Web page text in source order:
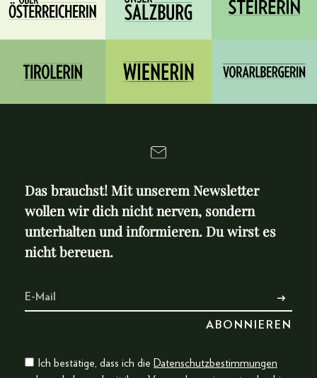
Das brauchst! Mit unserem Newsletter
wollen wir dich nicht nerven, sondern
unterhalten und informieren. Du wirst es
nicht bereuen.
Ich bestätige, dass ich die Datenschutzbestimmungen